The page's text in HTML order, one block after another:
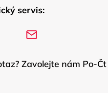
servis:
Zavolejte nám Po-